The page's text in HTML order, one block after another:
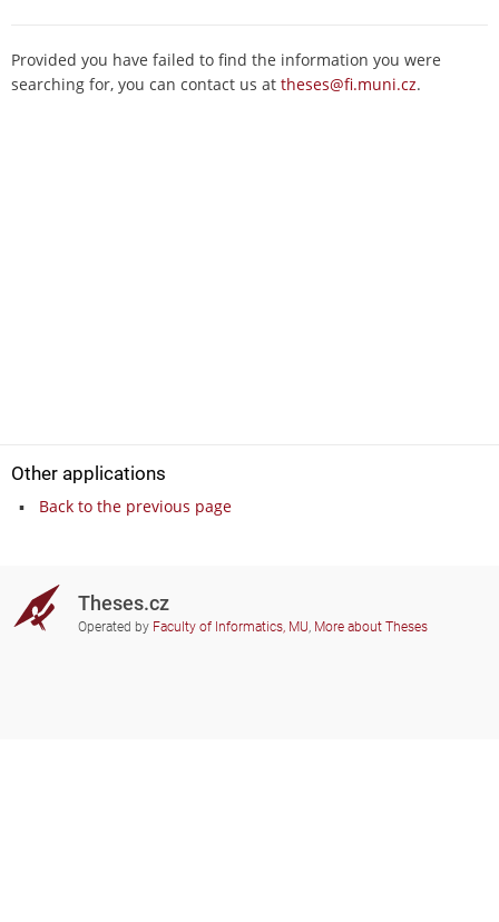
Provided you have failed to find the information you were
searching for, you can contact us at theses@fi.muni.cz.
Other applications
Back to the previous page
Theses.cz
Operated by Faculty of Informatics, MU, More about Theses